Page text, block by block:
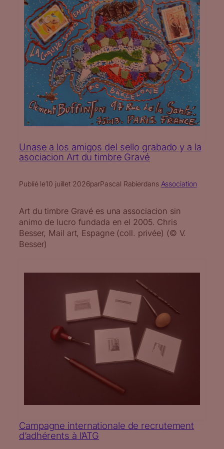
Unase a los amigos del sello grabado y a la
asociacion Art du timbre Gravé
Publié le10 juillet 2026parPascal Rabierdans Association
Art du timbre Gravé es una associacion sin
animo de lucro fundada en el 2005. Chris
Besser, Mail art, Espagne (coll. privée) (© V.
Besser)
Campagne internationale de recrutement
d’adhérents à l’ATG